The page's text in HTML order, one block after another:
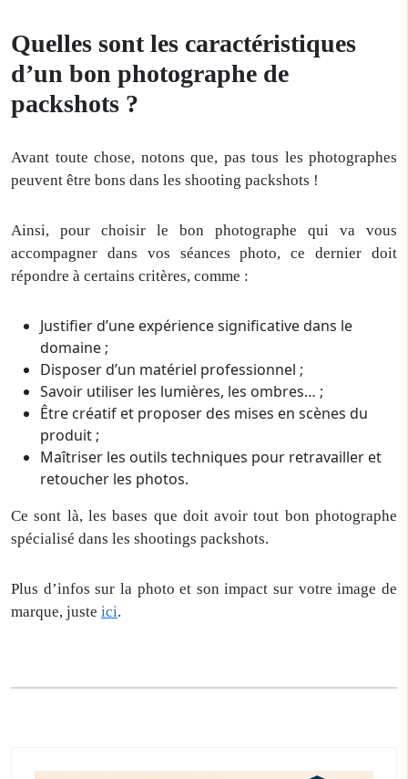
Quelles sont les caractéristiques
d’un bon photographe de
packshots ?
Avant toute chose, notons que, pas tous les photographes
peuvent être bons dans les shooting packshots !
Ainsi, pour choisir le bon photographe qui va vous
accompagner dans vos séances photo, ce dernier doit
répondre à certains critères, comme :
Justifier d’une expérience significative dans le
domaine ;
Disposer d’un matériel professionnel ;
Savoir utiliser les lumières, les ombres… ;
Être créatif et proposer des mises en scènes du
produit ;
Maîtriser les outils techniques pour retravailler et
retoucher les photos.
Ce sont là, les bases que doit avoir tout bon photographe
spécialisé dans les shootings packshots.
Plus d’infos sur la photo et son impact sur votre image de
marque, juste ici.